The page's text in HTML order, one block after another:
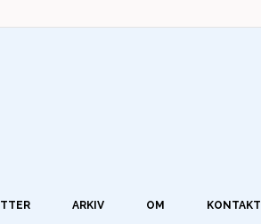
ARKIV OM KONTAKT